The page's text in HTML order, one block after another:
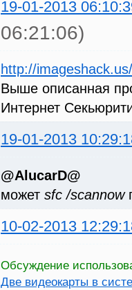
0:13:19.779; это изменение
0:13:21.652; это изменение
0:13:22.588; это изменение
0:13:23.524; экспресс сброс
0:13:23.524; частота
19-01-2013
06:21:06)
http://
Выше описанная
Интернет
19-01-2013
@AlucarD@
может sfc /scannow
10-02-2013
Обсуждение
Две видеокарты в